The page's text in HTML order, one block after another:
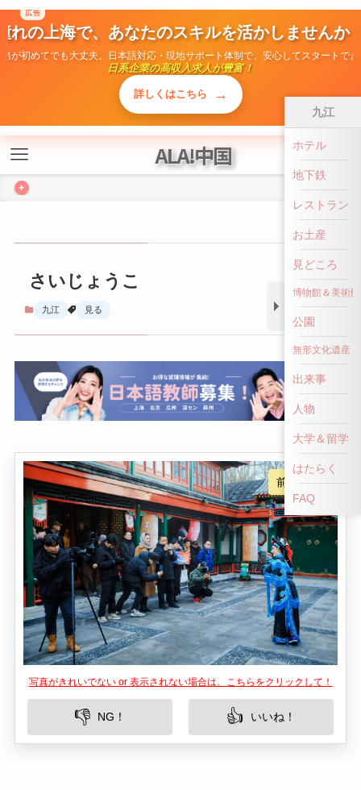
広告
れの上海で、あなたのスキルを活かしませんか
が初めてでも大丈夫。日本語対応・現地サポート体制で、安心してスタートで
日系企業の高収入求人が豊富！
詳しくはこちら →
ALA!中国
さいじょうこ
前へ戻る
写真がきれいでない or 表示されない場合は、こちらをクリックして！
👎 NG！ 👍 いいね！
い自然と豊かな文化遺産で知られる観光スポット
です。澄んだ湖水、雄大な山並み、そして多くの
九江
ホテル
地下鉄
レストラン
お土産
見どころ
博物館＆美術館
公園
無形文化遺産
出来事
人物
大学＆留学
はたらく
FAQ